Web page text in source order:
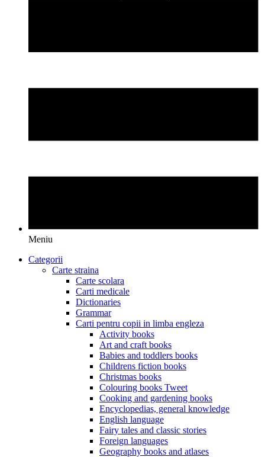
Meniu
Categorii
Carte straina
Carte scolara
Carti medicale
Dictionaries
Grammar
Carti pentru copii in limba engleza
Activity books
Art and craft books
Babies and toddlers books
Childrens fiction books
Christmas books
Colouring books Tweet
Cooking and gardening books
Encyclopedias, general knowledge
English language
Fairy tales and classic stories
Foreign languages
Geography books and atlases